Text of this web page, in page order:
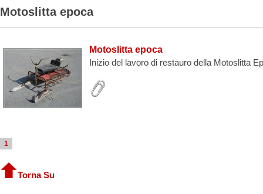
Motoslitta epoca
Motoslitta epoca
Inizio del lavoro di restauro della Motoslitta
1
Torna Su